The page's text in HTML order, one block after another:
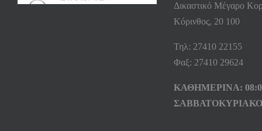
Δικαστικό Μέγαρο
Κόρινθος, 20 100
Τηλ: 27410 22155
Φαξ: 27410 29624
ΚΑΘΗΜΕΡΙΝΑ: